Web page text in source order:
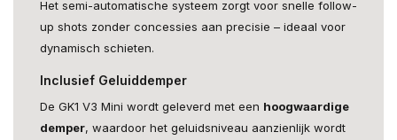
Het semi-automatische systeem zorgt voor snelle follow-
up shots zonder concessies aan precisie – ideaal voor
dynamisch schieten.
Inclusief Geluiddemper
De GK1 V3 Mini wordt geleverd met een hoogwaardige
demper, waardoor het geluidsniveau aanzienlijk wordt